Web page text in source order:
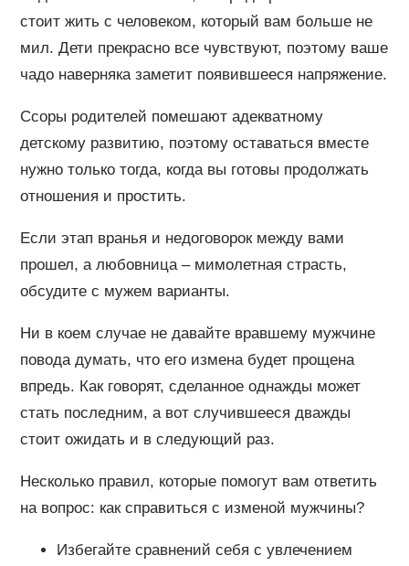
стоит жить с человеком, который вам больше не
мил. Дети прекрасно все чувствуют, поэтому ваше
чадо наверняка заметит появившееся напряжение.
Ссоры родителей помешают адекватному
детскому развитию, поэтому оставаться вместе
нужно только тогда, когда вы готовы продолжать
отношения и простить.
Если этап вранья и недоговорок между вами
прошел, а любовница – мимолетная страсть,
обсудите с мужем варианты.
Ни в коем случае не давайте вравшему мужчине
повода думать, что его измена будет прощена
впредь. Как говорят, сделанное однажды может
стать последним, а вот случившееся дважды
стоит ожидать и в следующий раз.
Несколько правил, которые помогут вам ответить
на вопрос: как справиться с изменой мужчины?
Избегайте сравнений себя с увлечением